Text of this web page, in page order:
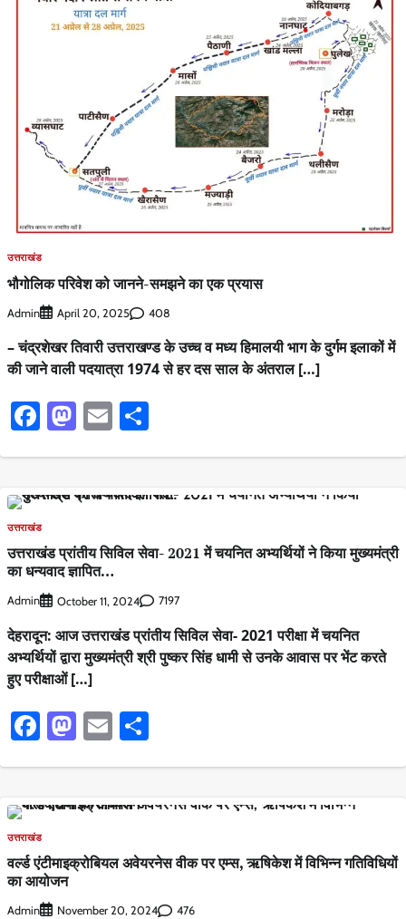
उत्तराखंड
भौगोलिक परिवेश को जानने-समझने का एक प्रयास
Admin April 20, 2025 408
– चंद्रशेखर तिवारी उत्तराखण्ड के उच्च व मध्य हिमालयी भाग के दुर्गम इलाकों में
की जाने वाली पदयात्रा 1974 से हर दस साल के अंतराल […]
Facebook
Mastodon
Email
उत्तराखंड
उत्तराखंड प्रांतीय सिविल सेवा- 2021 में चयनित अभ्यर्थियों ने किया मुख्यमंत्री
का धन्यवाद ज्ञापित…
Admin October 11, 2024 7197
देहरादून: आज उत्तराखंड प्रांतीय सिविल सेवा- 2021 परीक्षा में चयनित
अभ्यर्थियों द्वारा मुख्यमंत्री श्री पुष्कर सिंह धामी से उनके आवास पर भेंट करते
हुए परीक्षाओं […]
Facebook
Mastodon
Email
उत्तराखंड
वर्ल्ड एंटीमाइक्रोबियल अवेयरनेस वीक पर एम्स, ऋषिकेश में विभिन्न गतिविधियों
का आयोजन
Admin November 20, 2024 476